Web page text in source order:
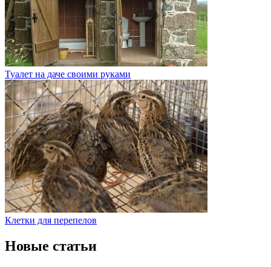
Туалет на даче своими руками
Клетки для перепелов
Новые статьи